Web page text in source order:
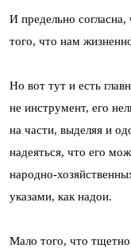
И предельно
того, что нам
Но вот тут и есть
не инструмент, его
на части, выделяя и
надеяться, что его
народно-
указами, как надои.
Мало того, что